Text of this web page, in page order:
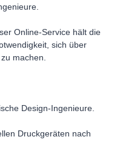
Online-Service hält die
sich über
machen.
Design-Ingenieure.
Druckgeräten nach